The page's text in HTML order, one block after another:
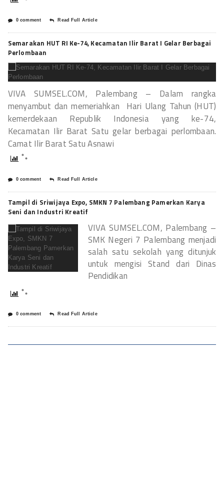
0 comment Read Full Article
Semarakan HUT RI Ke-74, Kecamatan Ilir Barat I Gelar Berbagai
Perlombaan
VIVA SUMSEL.COM, Palembang – Dalam rangka
menyambut dan memeriahkan Hari Ulang Tahun (HUT)
kemerdekaan Republik Indonesia yang ke-74,
Kecamatan Ilir Barat Satu gelar berbagai perlombaan.
Camat Ilir Barat Satu Asnawi
0 comment Read Full Article
Tampil di Sriwijaya Expo, SMKN 7 Palembang Pamerkan Karya
Seni dan Industri Kreatif
VIVA SUMSEL.COM, Palembang –
SMK Negeri 7 Palembang menjadi
salah satu sekolah yang ditunjuk
untuk mengisi Stand dari Dinas
Pendidikan
0 comment Read Full Article